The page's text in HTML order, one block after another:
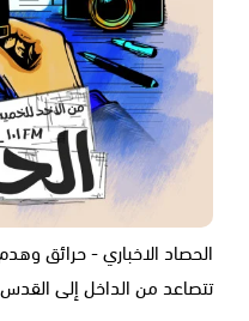
الحصاد الاخباري - حرائق
تتصاعد من الداخل إلى القدس